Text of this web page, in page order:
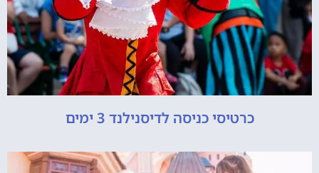
כרטיסי כניסה לדיסנילנד 3 ימים